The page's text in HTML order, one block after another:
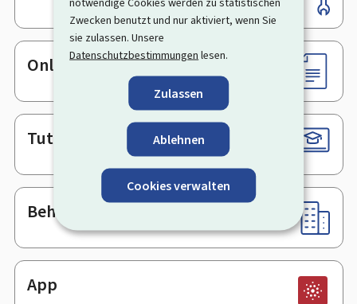
Zwecken benutzt und nur aktiviert, wenn Sie
sie zulassen. Unsere
Datenschutzbestimmungen lesen.
Zulassen
Ablehnen
Cookies verwalten
Online-Dienste & Formulare
Tutorials
Behörden & sonstige Stellen
App